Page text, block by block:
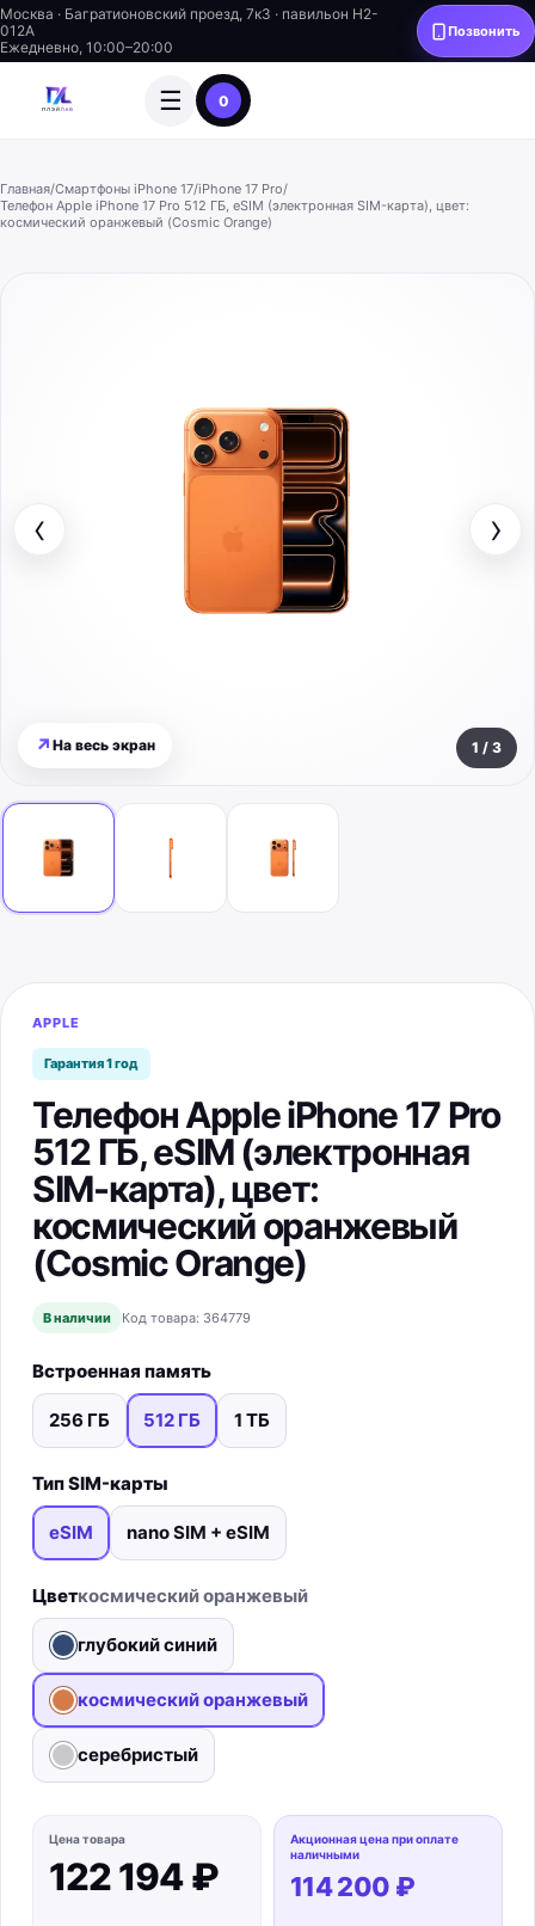
Москва · Багратионовский проезд, 7к3 · павильон H2-
012A
Ежедневно, 10:00–20:00
Позвонить
☰ 0
Главная/Смартфоны iPhone 17/iPhone 17 Pro/
Телефон Apple iPhone 17 Pro 512 ГБ, eSIM (электронная SIM-карта), цвет:
космический оранжевый (Cosmic Orange)
↗ На весь экран
‹ ›
1 / 3
APPLE
Гарантия 1 год
Телефон Apple iPhone 17 Pro
512 ГБ, eSIM (электронная
SIM-карта), цвет:
космический оранжевый
(Cosmic Orange)
В наличии Код товара: 364779
Встроенная память
256 ГБ 512 ГБВыбрано1 ТБ
Тип SIM-карты
eSIMВыбраноnano SIM + eSIM
Цветкосмический оранжевый
глубокий синий
космический оранжевый
Выбрано
серебристый
Цена товара
122 194 ₽
Акционная цена при оплате
наличными
114 200 ₽